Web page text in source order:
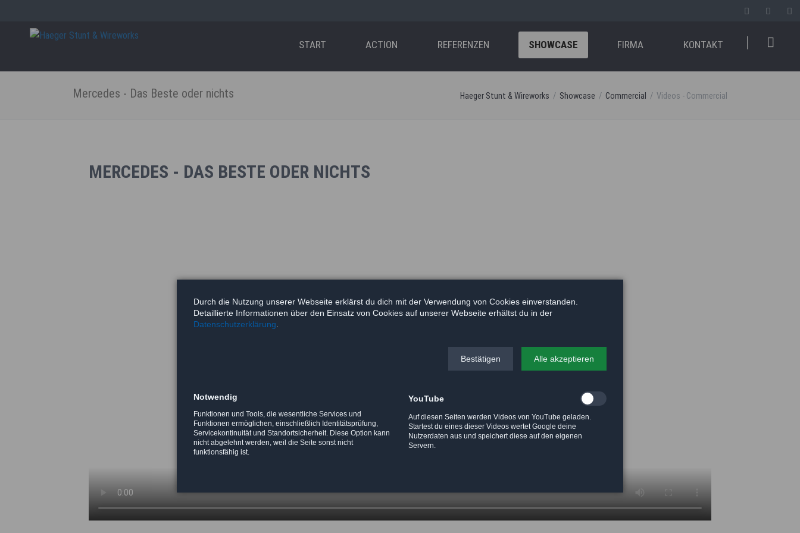
START ACTION REFERENZEN SHOWCASE FIRMA KONTAKT
Mercedes - Das Beste oder nichts Haeger Stunt & Wireworks Showcase Commercial Videos - Commercial
MERCEDES - DAS BESTE ODER NICHTS
Durch die Nutzung unserer Webseite erklärst du dich mit der Verwendung von Cookies einverstanden.
Detaillierte Informationen über den Einsatz von Cookies auf unserer Webseite erhältst du in der
Datenschutzerklärung.
Bestätigen Alle akzeptieren
Notwendig
Funktionen und Tools, die wesentliche Services und
Funktionen ermöglichen, einschließlich Identitätsprüfung,
Servicekontinuität und Standortsicherheit. Diese Option kann
nicht abgelehnt werden, weil die Seite sonst nicht
funktionsfähig ist.
YouTube
Auf diesen Seiten werden Videos von YouTube geladen.
Startest du eines dieser Videos wertet Google deine
Nutzerdaten aus und speichert diese auf den eigenen
Servern.